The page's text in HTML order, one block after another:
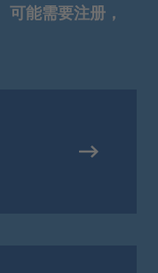
可能需要注册，